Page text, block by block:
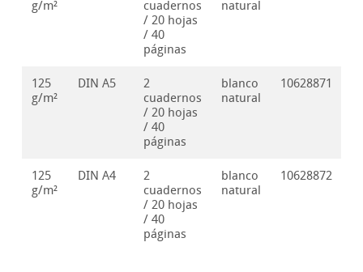
g/m²
cuadernos
/ 20 hojas
/ 40
páginas
natural
125
g/m²
DIN A5
2
cuadernos
/ 20 hojas
/ 40
páginas
blanco
natural
10628871
125
g/m²
DIN A4
2
cuadernos
/ 20 hojas
/ 40
páginas
blanco
natural
10628872